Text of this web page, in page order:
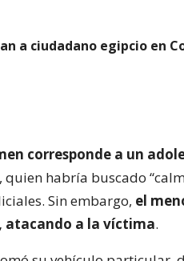
a ciudadano egipcio en
corresponde a un
, quien habría buscado
Sin embargo, el
atacando a la víctima.